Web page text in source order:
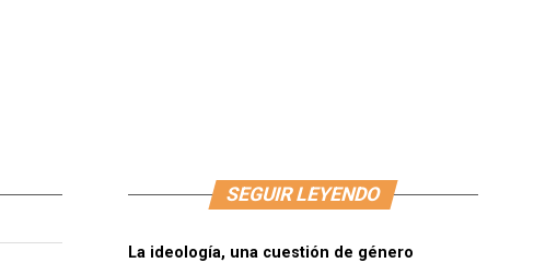
SEGUIR LEYENDO
La ideología, una cuestión de género